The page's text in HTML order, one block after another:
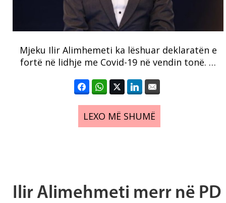
Mjeku Ilir Alimhemeti ka lëshuar deklaratën e
fortë në lidhje me Covid-19 në vendin tonë. …
LEXO MË SHUMË
Ilir Alimehmeti merr në PD